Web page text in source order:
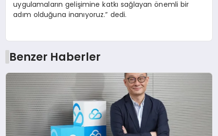
uygulamaların gelişimine katkı sağlayan önemli bir
adım olduğuna inanıyoruz.” dedi.
Benzer Haberler